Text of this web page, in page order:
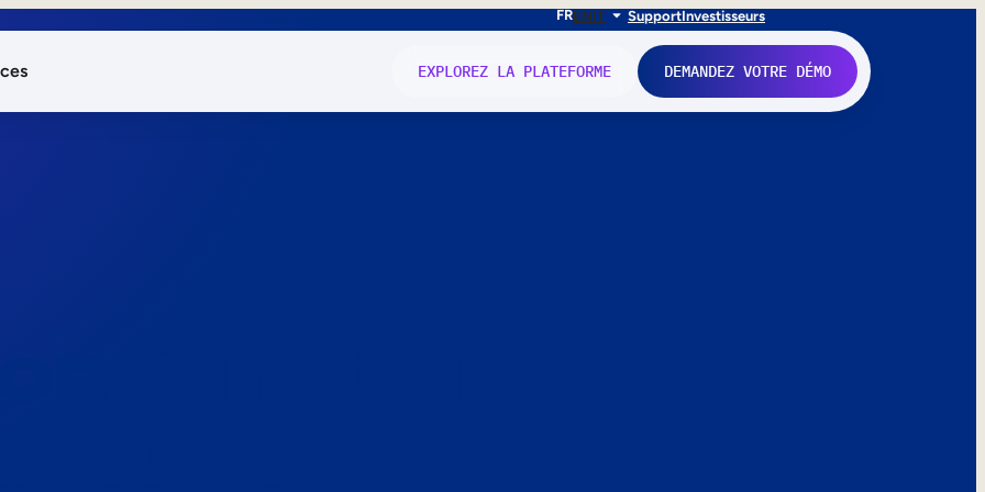
FRENIT SupportInvestisseurs
EXPLOREZ LA PLATEFORME DEMANDEZ VOTRE DÉMO